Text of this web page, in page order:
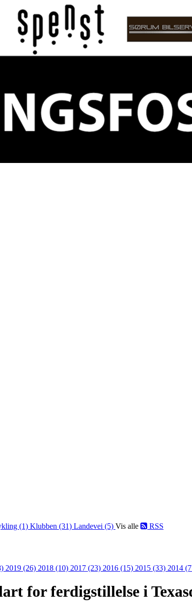
(1) Klubben (31) Landevei (5) Vis alle RSS
2019 (26) 2018 (10) 2017 (23) 2016 (15) 2015 (33) 2014
for ferdigstillelse i